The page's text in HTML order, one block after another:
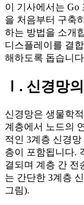
이 기사에서는 Go
을 처음부터 구축
하는 방법을 소개
디스플레이를 결
해하도록 돕습니
Ⅰ. 신경망
신경망은 생물학
계층에서 노드의
적인 3계층 신경
층이 포함됩니다.
결되며 계층 간 전
는 간단한 3계층
그림).